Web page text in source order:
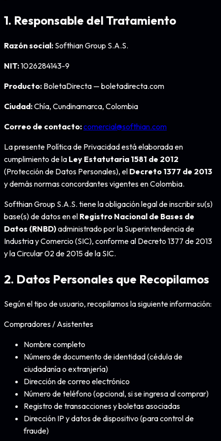
1. Responsable del Tratamiento
Razón social: Softhian Group S.A.S.
NIT:1026284143-9
Producto: BoletaDirecta — boletadirecta.com
Ciudad:Chía, Cundinamarca, Colombia
Correo de contacto:comercial@softhian.com
La presente Política de Privacidad está elaborada en
cumplimiento de la Ley Estatutaria 1581 de 2012
(Protección de Datos Personales), el Decreto 1377 de 2013
y demás normas concordantes vigentes en Colombia.
Softhian Group S.A.S. tiene la obligación legal de inscribir su(s)
base(s) de datos en el Registro Nacional de Bases de
Datos (RNBD)administrado por la Superintendencia de
Industria y Comercio (SIC), conforme al Decreto 1377 de 2013
y la Circular 02 de 2015 de la SIC.
2. Datos Personales que Recopilamos
Según el tipo de usuario, recopilamos la siguiente información:
Compradores / Asistentes
Nombre completo
Número de documento de identidad (cédula de
ciudadanía o extranjería)
Dirección de correo electrónico
Número de teléfono (opcional, si se ingresa al comprar)
Registro de transacciones y boletas asociadas
Dirección IP y datos de dispositivo (para control de
fraude)